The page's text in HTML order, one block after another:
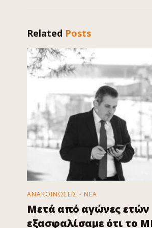
Related Posts
ΑΝΑΚΟΙΝΩΣΕΙΣ - ΝΕΑ
Μετά από αγώνες ετών
εξασφαλίσαμε ότι το